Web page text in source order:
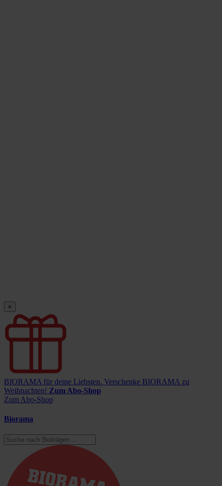
×
BIORAMA für deine Liebsten. Verschenke BIORAMA zu
Weihnachten! Zum Abo-Shop
Zum Abo-Shop
Biorama